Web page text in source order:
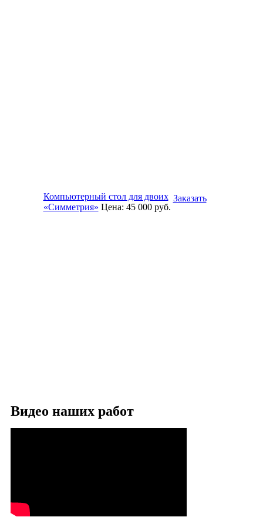
Компьютерный стол для двоих
«Симметрия» Цена: 45 000руб.
Заказать
Видео наших работ